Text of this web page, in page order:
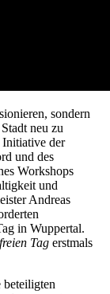
sondern
neu zu
Initiative der
und des
Workshops
und
Andreas
in Wuppertal.
Tag erstmals
beteiligten